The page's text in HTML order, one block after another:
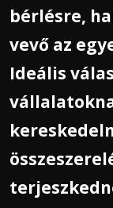
bérlésre,
vevő az
Ideális